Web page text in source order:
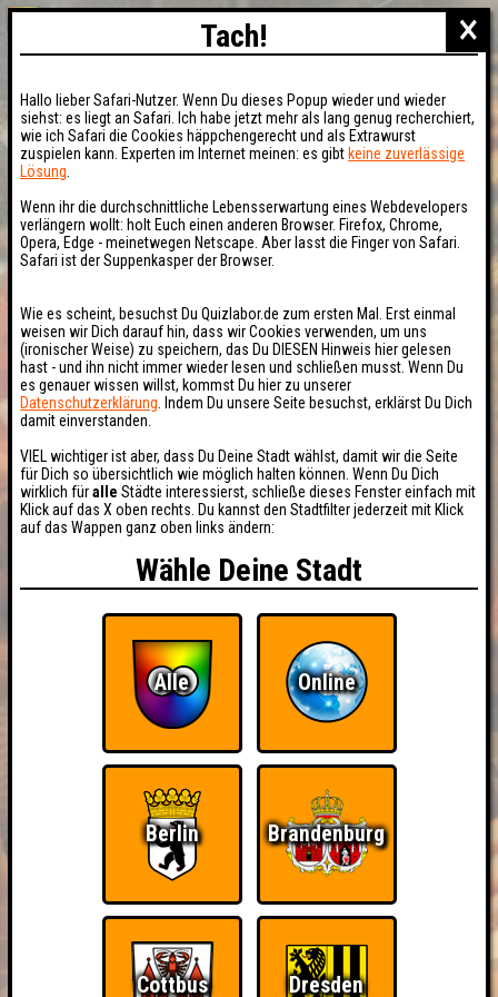
×
Tach!
Hallo lieber Safari-Nutzer. Wenn Du dieses Popup wieder und wieder
siehst: es liegt an Safari. Ich habe jetzt mehr als lang genug recherchiert,
wie ich Safari die Cookies häppchengerecht und als Extrawurst
zuspielen kann. Experten im Internet meinen: es gibt keine zuverlässige
Lösung
Wenn ihr die durchschnittliche Lebensserwartung eines Webdevelopers
verlängern wollt: holt Euch einen anderen Browser. Firefox, Chrome,
Opera, Edge - meinetwegen Netscape. Aber lasst die Finger von Safari.
Safari ist der Suppenkasper der Browser.
Wie es scheint, besuchst Du Quizlabor.de zum ersten Mal. Erst einmal
weisen wir Dich darauf hin, dass wir Cookies verwenden, um uns
(ironischer Weise) zu speichern, das Du DIESEN Hinweis hier gelesen
hast - und ihn nicht immer wieder lesen und schließen musst. Wenn Du
es genauer wissen willst, kommst Du hier zu unserer
Datenschutzerklärung . Indem Du unsere Seite besuchst, erklärst Du Dich
damit einverstanden.
VIEL wichtiger ist aber, dass Du Deine Stadt wählst, damit wir die Seite
für Dich so übersichtlich wie möglich halten können. Wenn Du Dich
wirklich füralle Städte interessierst, schließe dieses Fenster einfach mit
Klick auf das X oben rechts. Du kannst den Stadtfilter jederzeit mit Klick
auf das Wappen ganz oben links ändern:
Wähle Deine Stadt
Alle Online
Berlin Brandenburg
Cottbus Dresden